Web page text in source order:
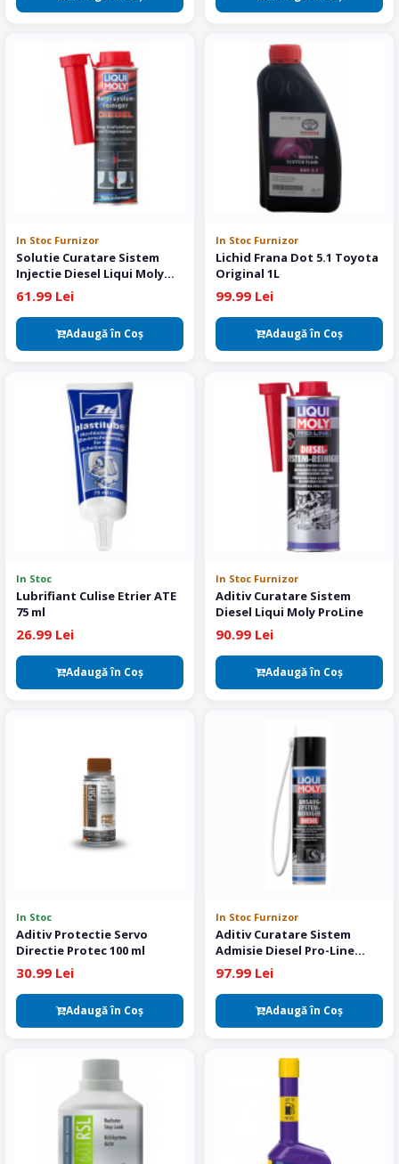
In Stoc Furnizor
Solutie Curatare Sistem
Injectie Diesel Liqui Moly
Diesel Engine System
Cleaner
61.99 Lei
Adaugă în Coş
In Stoc Furnizor
Lichid Frana Dot 5.1 Toyota
Original 1L
99.99 Lei
Adaugă în Coş
In Stoc
Lubrifiant Culise Etrier ATE
75 ml
26.99 Lei
Adaugă în Coş
In Stoc Furnizor
Aditiv Curatare Sistem
Diesel Liqui Moly ProLine
90.99 Lei
Adaugă în Coş
In Stoc
Aditiv Protectie Servo
Directie Protec 100 ml
30.99 Lei
Adaugă în Coş
In Stoc Furnizor
Aditiv Curatare Sistem
Admisie Diesel Pro-Line
Liqui Moly 400 ml
97.99 Lei
Adaugă în Coş